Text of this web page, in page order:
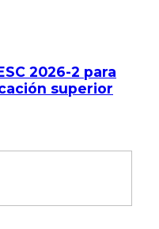
2026-2 para
superior